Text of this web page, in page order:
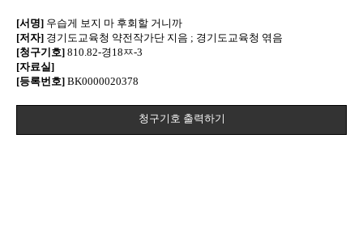
[서명] 우습게 보지 마 후회할 거니까
[저자] 경기도교육청 약전작가단 지음 ; 경기도교육청 엮음
[청구기호] 810.82-경18ㅉ-3
[자료실]
[등록번호] BK0000020378
청구기호 출력하기